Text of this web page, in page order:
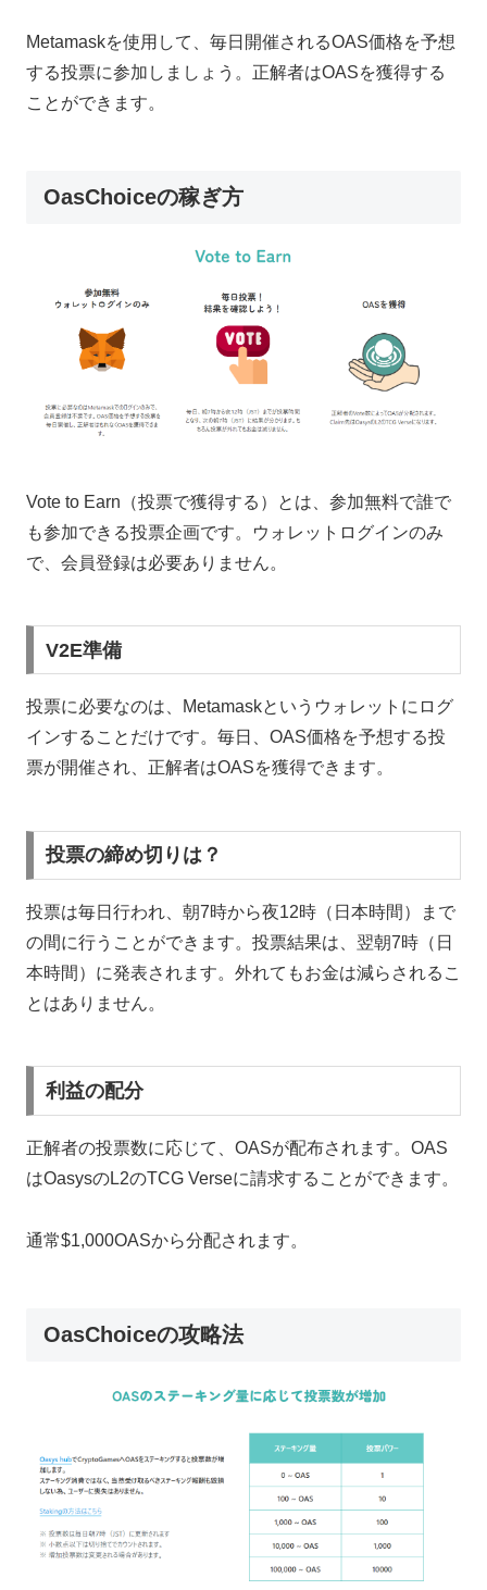
Metamaskを使用して、毎日開催されるOAS価格を予想
する投票に参加しましょう。正解者はOASを獲得する
ことができます。
OasChoiceの稼ぎ方
Vote to Earn（投票で獲得する）とは、参加無料で誰で
も参加できる投票企画です。ウォレットログインのみ
で、会員登録は必要ありません。
V2E準備
投票に必要なのは、Metamaskというウォレットにログ
インすることだけです。毎日、OAS価格を予想する投
票が開催され、正解者はOASを獲得できます。
投票の締め切りは？
投票は毎日行われ、朝7時から夜12時（日本時間）まで
の間に行うことができます。投票結果は、翌朝7時（日
本時間）に発表されます。外れてもお金は減らされるこ
とはありません。
利益の配分
正解者の投票数に応じて、OASが配布されます。OAS
はOasysのL2のTCG Verseに請求することができます。
通常$1,000OASから分配されます。
OasChoiceの攻略法